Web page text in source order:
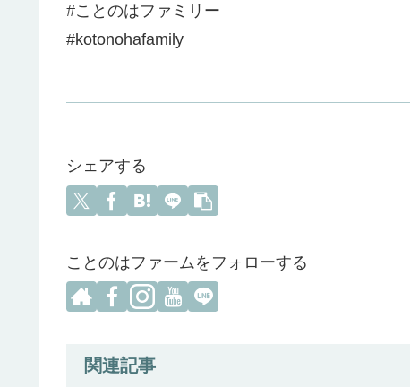
#ことのはファミリー
#kotonohafamily
シェアする
ことのはファームをフォローする
関連記事